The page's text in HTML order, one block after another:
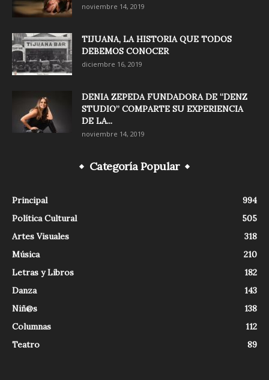
noviembre 14, 2019
TIJUANA, LA HISTORIA QUE TODOS
DEBEMOS CONOCER
diciembre 16, 2019
DENIA ZEPEDA FUNDADORA DE “DENZ
STUDIO” COMPARTE SU EXPERIENCIA
DE LA...
noviembre 14, 2019
Categoría Popular
Principal
994
Política Cultural
505
Artes Visuales
318
Música
210
Letras y Libros
182
Danza
143
Niñ@s
138
Columnas
112
Teatro
89